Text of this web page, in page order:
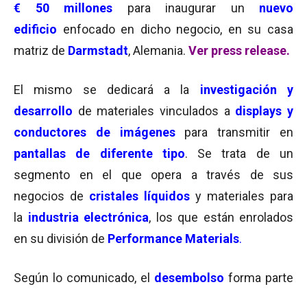
€ 50 millones para inaugurar un nuevo
edificio enfocado en dicho negocio, en su casa
matriz de Darmstadt, Alemania. Ver press release.
El mismo se dedicará a la investigación y
desarrollo de materiales vinculados a displays y
conductores de imágenes
para transmitir en
pantallas de diferente tipo. Se trata de un
segmento en el que opera a través de sus
negocios de cristales líquidos y materiales para
la industria electrónica, los que están enrolados
en su división de Performance Materials.
Según lo comunicado, el desembolso forma parte